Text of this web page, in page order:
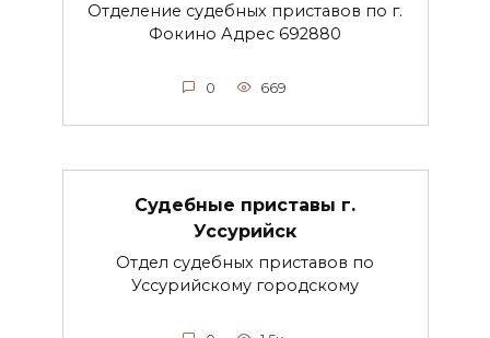
Отделение судебных приставов по г.
Фокино Адрес 692880
0 669
Судебные приставы г.
Уссурийск
Отдел судебных приставов по
Уссурийскому городскому